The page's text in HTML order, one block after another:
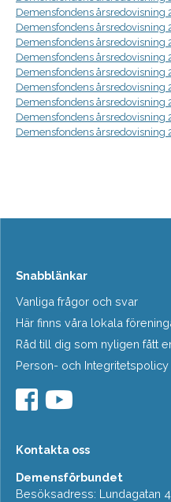
Demensfondens årsredovisning
Demensfondens årsredovisning
Demensfondens årsredovisning
Demensfondens årsredovisning
Demensfondens årsredovisning
Demensfondens årsredovisning
Demensfondens årsredovisning
Demensfondens årsredovisning
Demensfondens årsredovisning
Snabblänkar
Vanliga frågor och svar
Här finns våra lokala
Råd till dig som nyligen fått
Person- och Integritetspolicy
Kontakta oss
Demensförbundet
Besöksadress: Lundagatan